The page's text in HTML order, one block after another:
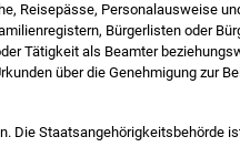
Reisepässe, Personalausweise
Bürgerlisten oder
Tätigkeit als Beamter
über die Genehmigung zur
Die Staatsangehörigkeitsbehörde